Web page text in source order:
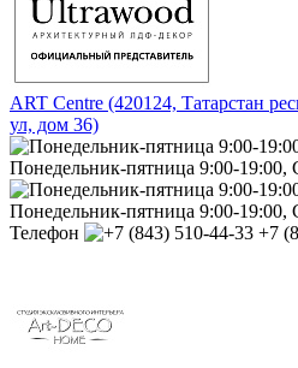
ART Centre (420124, Татарстан
ул, дом 36)
Понедельник-пятница 9:00-19:00,
Понедельник-пятница 9:00-19:00,
Телефон
+7